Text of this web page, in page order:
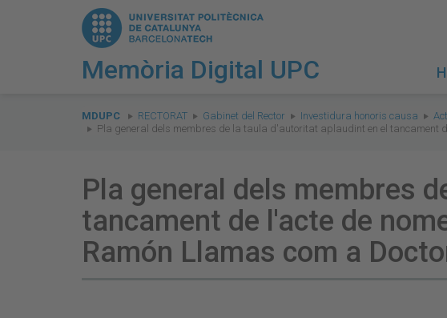
Memòria Digital UPC
are
here:
MDUPC RECTORAT Gabinet del Rector Investidura honoris causa
Pla general dels membres de la taula d'autoritat aplaudint en el tancament
Pla general dels membres
tancament de l'acte de
Ramón Llamas com a